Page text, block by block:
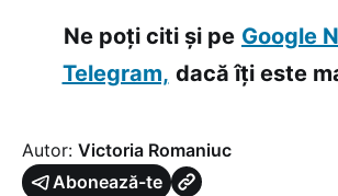
Ne poți citi și pe Google
Telegram, dacă îți este
Autor: Victoria Romaniuc
Abonează-te